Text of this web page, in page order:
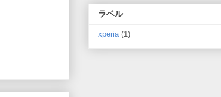
ラベル
xperia (1)